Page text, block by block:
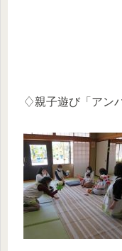
♢親子遊び「アン